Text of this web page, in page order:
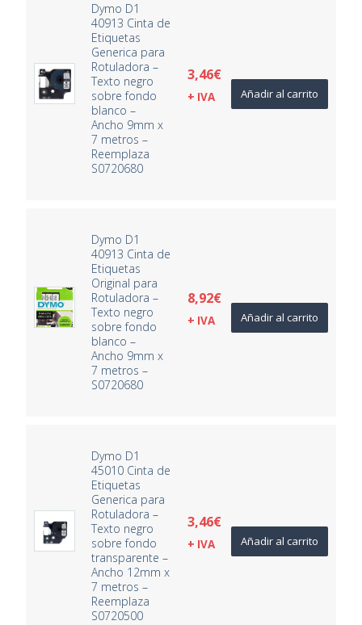
Dymo D1
40913 Cinta de
Etiquetas
Generica para
Rotuladora –
Texto negro
sobre fondo
blanco –
Ancho 9mm x
7 metros –
Reemplaza
S0720680
3,46€
+ IVA Añadir al carrito
Dymo D1
40913 Cinta de
Etiquetas
Original para
Rotuladora –
Texto negro
sobre fondo
blanco –
Ancho 9mm x
7 metros –
S0720680
8,92€
+ IVA Añadir al carrito
Dymo D1
45010 Cinta de
Etiquetas
Generica para
Rotuladora –
Texto negro
sobre fondo
transparente –
Ancho 12mm x
7 metros –
Reemplaza
S0720500
3,46€
+ IVA Añadir al carrito